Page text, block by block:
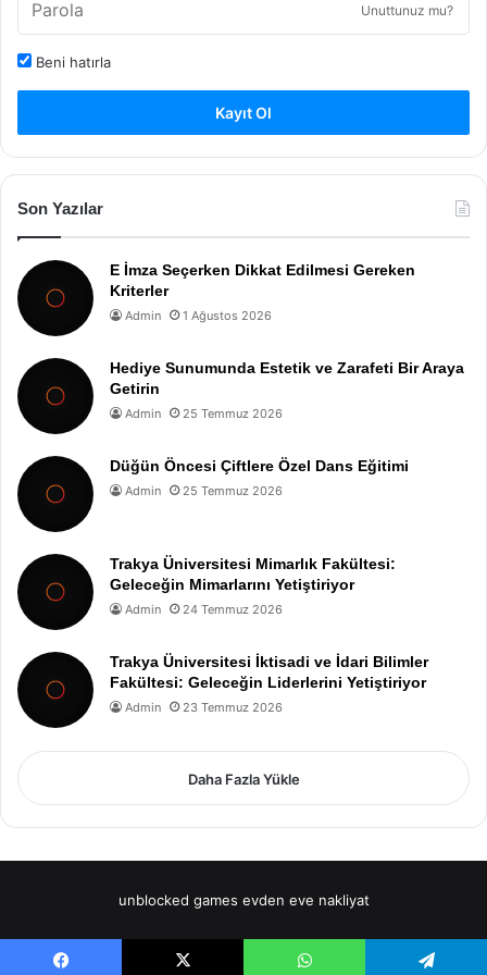
Unuttunuz mu?
Beni hatırla
Kayıt Ol
Son Yazılar
E İmza Seçerken Dikkat Edilmesi Gereken
Kriterler
Admin 1 Ağustos 2026
Hediye Sunumunda Estetik ve Zarafeti Bir Araya
Getirin
Admin 25 Temmuz 2026
Düğün Öncesi Çiftlere Özel Dans Eğitimi
Admin 25 Temmuz 2026
Trakya Üniversitesi Mimarlık Fakültesi:
Geleceğin Mimarlarını Yetiştiriyor
Admin 24 Temmuz 2026
Trakya Üniversitesi İktisadi ve İdari Bilimler
Fakültesi: Geleceğin Liderlerini Yetiştiriyor
Admin 23 Temmuz 2026
Daha Fazla Yükle
unblocked games evden eve nakliyat